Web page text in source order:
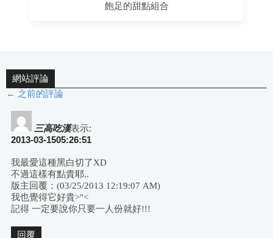
飽足的甜點組合
網站評論
評
論
導
航
← 之前的評論
三高吃漢表示:
2013-03-1505:26:51
我最愛這種黑白切了XD
不過這樣有點貴耶..
版主回覆：(03/25/2013 12:19:07 AM)
我也覺得它好貴>"<
記得 一定要說你只要一人份就好!!!
回覆